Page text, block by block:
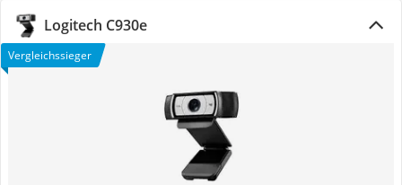
Logitech C930e
Vergleichssieger